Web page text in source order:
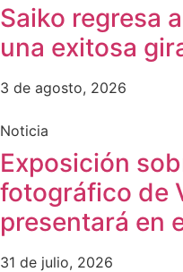
Saiko regresa
una exitosa
3 de agosto, 2026
Noticia
Exposición
fotográfico de
presentará en
31 de julio, 2026